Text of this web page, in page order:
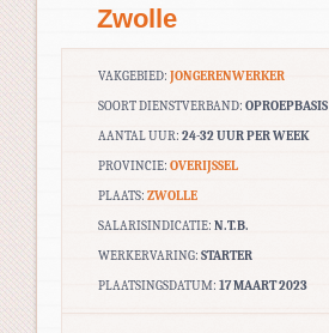
Zwolle
VAKGEBIED: JONGERENWERKER
SOORT DIENSTVERBAND: OPROEPBASIS
AANTAL UUR: 24-32 UUR PER WEEK
PROVINCIE: OVERIJSSEL
PLAATS: ZWOLLE
SALARISINDICATIE: N.T.B.
WERKERVARING: STARTER
PLAATSINGSDATUM: 17 MAART 2023